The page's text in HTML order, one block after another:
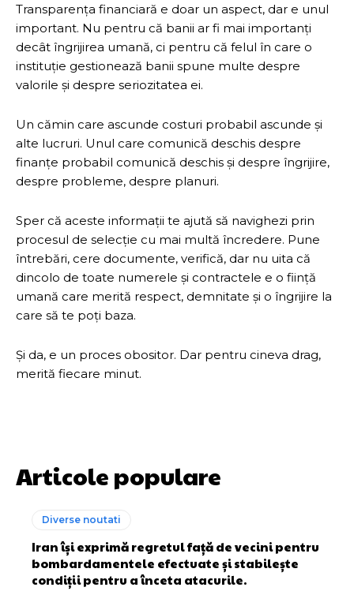
Transparența financiară e doar un aspect, dar e unul
important. Nu pentru că banii ar fi mai importanți
decât îngrijirea umană, ci pentru că felul în care o
instituție gestionează banii spune multe despre
valorile și despre seriozitatea ei.
Un cămin care ascunde costuri probabil ascunde și
alte lucruri. Unul care comunică deschis despre
finanțe probabil comunică deschis și despre îngrijire,
despre probleme, despre planuri.
Sper că aceste informații te ajută să navighezi prin
procesul de selecție cu mai multă încredere. Pune
întrebări, cere documente, verifică, dar nu uita că
dincolo de toate numerele și contractele e o ființă
umană care merită respect, demnitate și o îngrijire la
care să te poți baza.
Și da, e un proces obositor. Dar pentru cineva drag,
merită fiecare minut.
Articole populare
Diverse noutati
Iran își exprimă regretul față de vecini pentru
bombardamentele efectuate și stabilește
condiții pentru a înceta atacurile.